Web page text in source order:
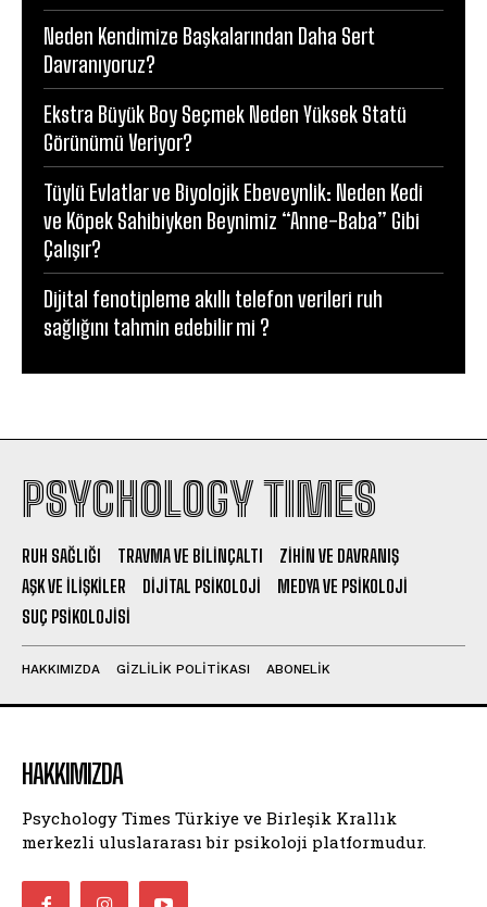
Neden Kendimize Başkalarından Daha Sert
Davranıyoruz?
Ekstra Büyük Boy Seçmek Neden Yüksek Statü
Görünümü Veriyor?
Tüylü Evlatlar ve Biyolojik Ebeveynlik: Neden Kedi
ve Köpek Sahibiyken Beynimiz “Anne-Baba” Gibi
Çalışır?
Dijital fenotipleme akıllı telefon verileri ruh
sağlığını tahmin edebilir mi ?
PSYCHOLOGY TIMES
RUH SAĞLIĞI TRAVMA VE BILINÇALTI
ZIHIN VE DAVRANIŞ
AŞK VE İLIŞKILER
DIJITAL PSIKOLOJI
MEDYA VE PSIKOLOJI
SUÇ PSIKOLOJISI
HAKKIMIZDA GIZLILIK POLITIKASI ABONELIK
HAKKIMIZDA
Psychology Times Türkiye ve Birleşik Krallık
merkezli uluslararası bir psikoloji platformudur.